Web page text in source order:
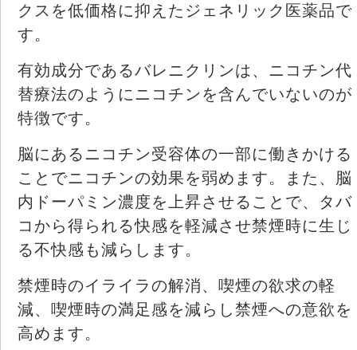
クスを低価格に抑えたジェネリック医薬品で
す。
有効成分であるバレニクリンは、ニコチン代
替療法のようにニコチンを含んでいないのが
特徴です。
脳にあるニコチン受容体の一部に働きかける
ことでニコチンの効果を弱めます。また、脳
内ドーパミン濃度を上昇させることで、タバ
コから得られる快感を軽減させ禁煙時に生じ
る不快感も減らします。
禁煙時のイライラの解消、喫煙の欲求の軽
減、喫煙時の満足感を減らし禁煙への意欲を
高めます。